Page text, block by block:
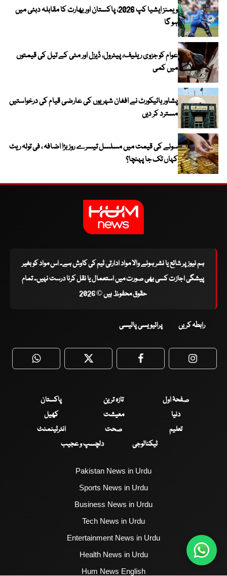
ویمنز ایشیا کپ 2026، پاکستان اور بھارت کا مقابلہ دبئی میں
ہو گا
عوام کو جزوی ریلیف، پیٹرول، ڈیزل اور مٹی کے تیل کی قیمتوں
میں کمی
پشاور ہائیکورٹ نے افغان شہریوں کی عارضی قیام کی درخواستیں
مسترد کر دیں
سونے کی قیمت میں مسلسل تیسرے روز بڑا اضافہ ، فی تولہ ریٹ
کہاں تک جا پہنچا؟
ہم نیوز پر شائع یا نشر ہونے والا مواد ادارتی ٹیم کی کاوش ہے۔ اس مواد کو بغیر
پیشگی اجازت کسی بھی صورت میں استعمال یا نقل کرنا درست نہیں۔ تمام
حقوق محفوظ ہیں © 2026
رابطہ کریں پرائیویسی پالیسی
WhatsApp Twitter Facebook
صفحۂ اول تازہ ترین
پاکستان
دنیا
معیشت
کھیل
تعلیم
صحت
انٹرٹینمنٹ
ٹیکنالوجی
دلچسپ و عجیب
Pakistan News in Urdu
Sports News in Urdu
Business News in Urdu
Tech News in Urdu
Entertainment News in Urdu
Health News in Urdu
Hum News English